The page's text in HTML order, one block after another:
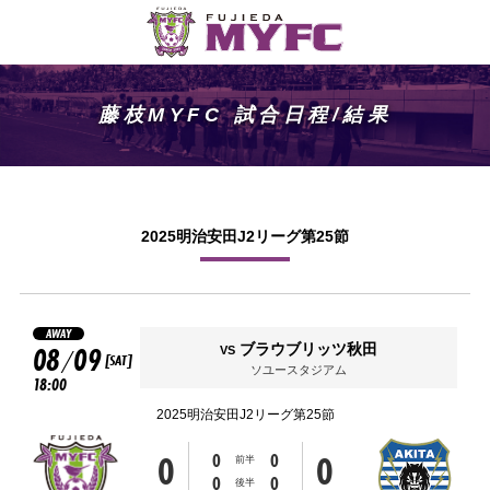
藤枝MYFC 試合日程/結果
2025明治安田J2リーグ第25節
08/09 [SAT]
18:00
AWAY
VSブラウブリッツ秋田
ソユースタジアム
2025明治安田J2リーグ第25節
0 0 前半
0
0
後半 0 0